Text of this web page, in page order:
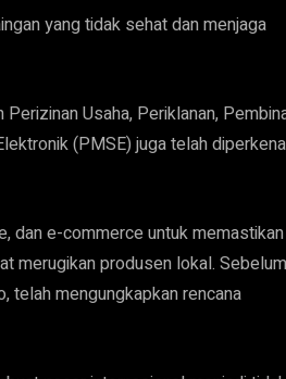
yang tidak sehat dan menjaga
Usaha, Periklanan,
(PMSE) juga telah
dan e-commerce untuk memastikan
merugikan produsen lokal.
telah mengungkapkan rencana